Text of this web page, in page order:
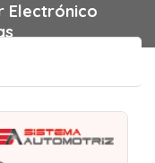
Electrónico